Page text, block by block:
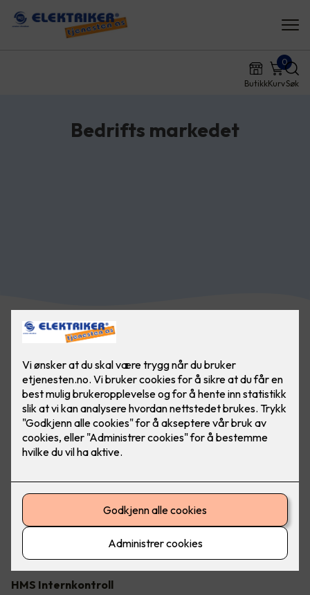
ButikkKurv
0
Søk
Bedrifts markedet
Nødstrøm/UPS
Internkontrollforskriften.
Har din virksomhet vurdert konsekvensene ved nettbortfall?
Hva vil stoppe opp av maskineri?
Hvilke konsekvenser vil det få, spesielt dersom det blir
langvarig (flere timer eller dager)?
Mange bedrifter har et stort sparepotensial på
strømkostnader. I denne sammenheng nevnes
ventilasjonsanlegg og avtrekksvifter som mulige
"strømtyver" i tillegg til varmekabler og andre belastninger
uten spesiell styring.
HMS Internkontroll